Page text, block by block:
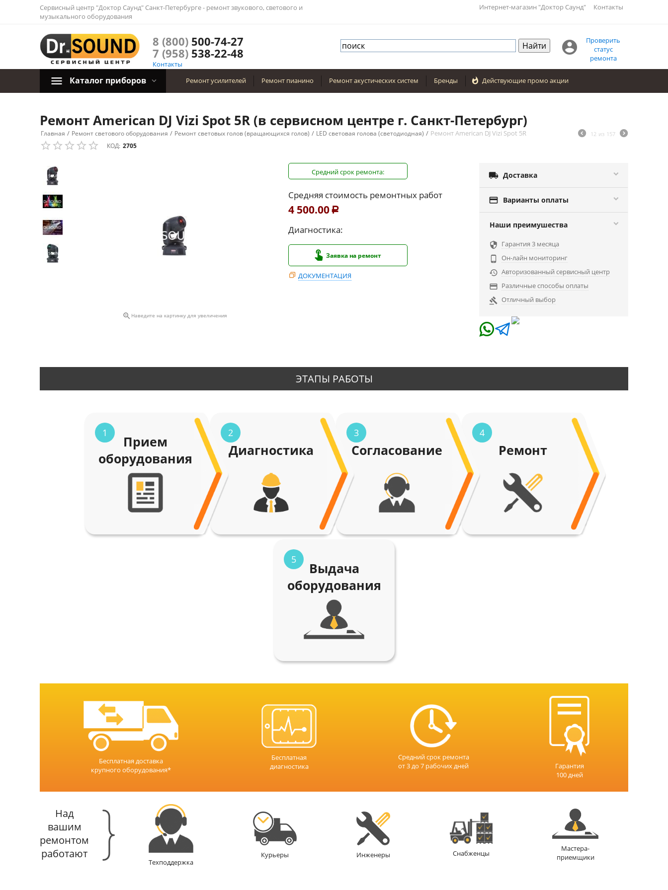
Сервисный центр "Доктор Саунд" Санкт-Петербурге - ремонт звукового, светового и
музыкального оборудования
Интернет-магазин "Доктор Саунд" Контакты
8 (800)500-74-27
7 (958)538-22-48
Контакты
Проверить
статус
ремонта

Каталог приборов Ремонт усилителей Ремонт пианино Ремонт акустических систем Бренды  Действующие промо акции
Ремонт American DJ Vizi Spot 5R (в сервисном центре г. Санкт-Петербург)
Главная / Ремонт светового оборудования / Ремонт световых голов (вращающихся голов) / LED световая голова (светодиодная) / Ремонт American DJ Vizi Spot 5R 12 из 157
КОД: 2705
 Наведите на картинку для увеличения
Средний срок ремонта:
Средняя стоимость ремонтных работ
4 500.00 Р
Диагностика:
Заявка на ремонт
ДОКУМЕНТАЦИЯ
 Доставка
 Варианты оплаты
Наши преимушества
 Гарантия 3 месяца

Он-лайн мониторинг
 Авторизованный сервисный центр
 Различные способы оплаты
 Отличный выбор
ЭТАПЫ РАБОТЫ
1
Прием
оборудования
2
Диагностика
3
Согласование
4
Ремонт
5
Выдача
оборудования
Бесплатная доставка
крупного оборудования*
Бесплатная
диагностика
Средний срок ремонта
от 3 до 7 рабочих дней
Гарантия
100 дней
Над
вашим
ремонтом
работают
Техподдержка
Курьеры Инженеры Снабженцы
Мастера-
приемщики